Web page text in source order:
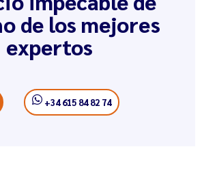
de los mejores
expertos
+34 615 84 82 74